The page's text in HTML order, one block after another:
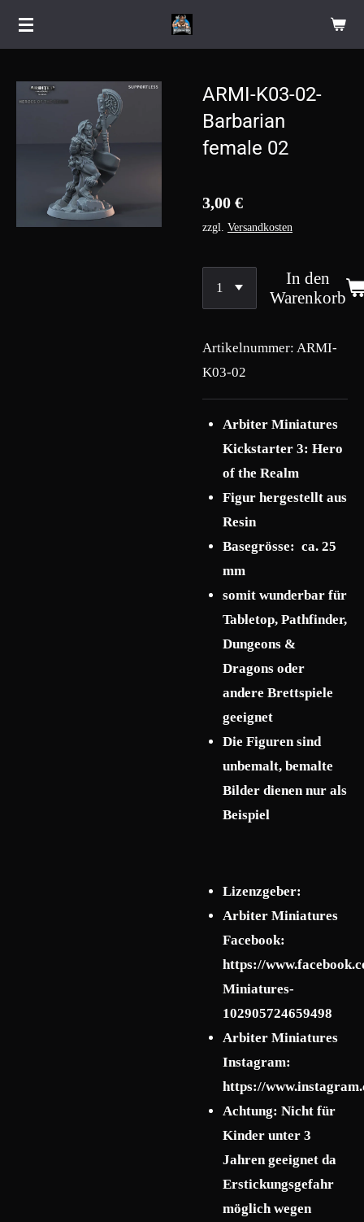
Zum
ARMI-K03-02-
Barbarian
female 02
3,00 €
zzgl. Versandkosten
In den
Warenkorb
Artikelnummer: ARMI-
K03-02
Arbiter Miniatures
Kickstarter 3: Hero
of the Realm
Figur hergestellt aus
Resin
Basegrösse: ca. 25
mm
somit wunderbar für
Tabletop, Pathfinder,
Dungeons &
Dragons oder
andere Brettspiele
geeignet
Die Figuren sind
unbemalt, bemalte
Bilder dienen nur als
Beispiel
Lizenzgeber:
Arbiter Miniatures
Facebook:
https://
Miniatures-
102905724659498
Arbiter Miniatures
Instagram:
https://
Achtung: Nicht für
Kinder unter 3
Jahren geeignet da
Erstickungsgefahr
möglich wegen